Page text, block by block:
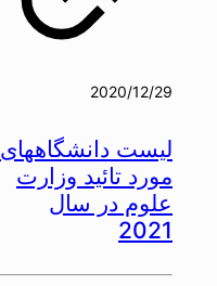
2020/12/29
لیست دانشگاههای
مورد تائید وزارت
علوم در سال
2021